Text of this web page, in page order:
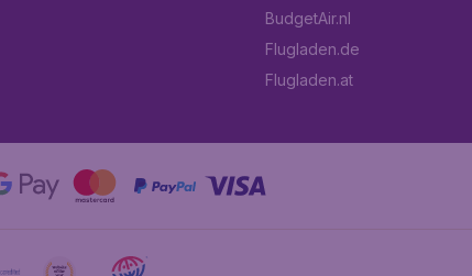
BudgetAir.nl
Flugladen.de
Flugladen.at